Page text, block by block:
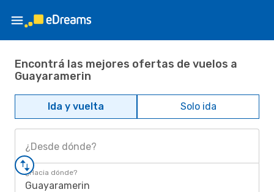
Encontrá las mejores ofertas de vuelos a
Guayaramerin
Ida y vuelta Solo ida
¿Desde dónde?
¿Hacia dónde?
Guayaramerin